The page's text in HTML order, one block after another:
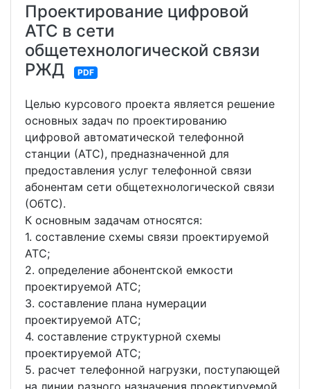
Проектирование цифровой
АТС в сети
общетехнологической связи
РЖД
PDF
Целью курсового проекта является решение
основных задач по проектированию
цифровой автоматической телефонной
станции (АТС), предназначенной для
предоставления услуг телефонной связи
абонентам сети общетехнологической связи
(ОбТС).
К основным задачам относятся:
1. составление схемы связи проектируемой
АТС;
2. определение абонентской емкости
проектируемой АТС;
3. составление плана нумерации
проектируемой АТС;
4. составление структурной схемы
проектируемой АТС;
5. расчет телефонной нагрузки, поступающей
на линии разного назначения проектируемой